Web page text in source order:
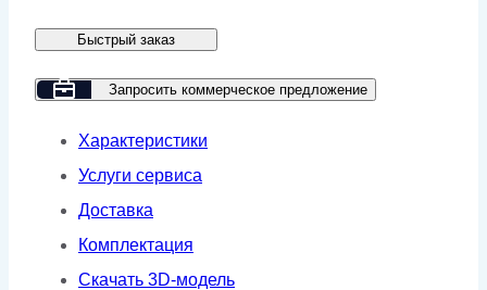
GMP
62YS
Быстрый заказ
Запросить коммерческое предложение
Характеристики
Услуги сервиса
Доставка
Комплектация
Скачать 3D-модель